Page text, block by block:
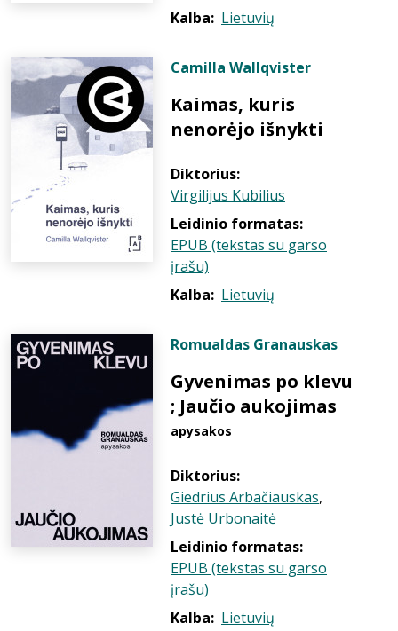
Kalba: Lietuvių
Camilla Wallqvister
Kaimas, kuris
nenorėjo išnykti
Diktorius:
Virgilijus Kubilius
Leidinio formatas:
EPUB (tekstas su garso
įrašu)
Kalba: Lietuvių
Romualdas Granauskas
Gyvenimas po klevu
; Jaučio aukojimas
apysakos
Diktorius:
Giedrius Arbačiauskas,
Justė Urbonaitė
Leidinio formatas:
EPUB (tekstas su garso
įrašu)
Kalba: Lietuvių